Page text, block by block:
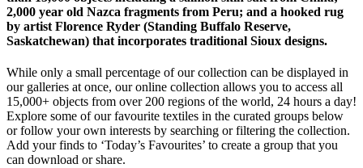
2,000 year old Nazca fragments from Peru; and a hooked rug
by artist Florence Ryder (Standing Buffalo Reserve,
Saskatchewan) that incorporates traditional Sioux designs.
While only a small percentage of our collection can be displayed in
our galleries at once, our online collection allows you to access all
15,000+ objects from over 200 regions of the world, 24 hours a day!
Explore some of our favourite textiles in the curated groups below
or follow your own interests by searching or filtering the collection.
Add your finds to ‘Today’s Favourites’ to create a group that you
can download or share.